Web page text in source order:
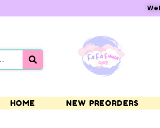
HOME NEW PREORDERS